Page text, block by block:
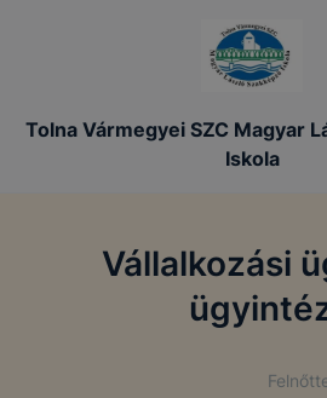
Tolna Vármegyei SZC Magyar
Iskola
Vállalkozási